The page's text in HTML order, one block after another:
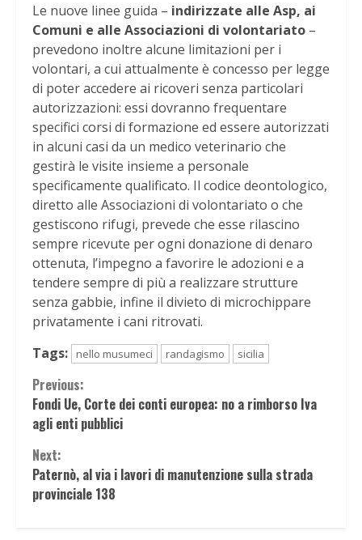
Le nuove linee guida – indirizzate alle Asp, ai
Comuni e alle Associazioni di volontariato –
prevedono inoltre alcune limitazioni per i
volontari, a cui attualmente è concesso per legge
di poter accedere ai ricoveri senza particolari
autorizzazioni: essi dovranno frequentare
specifici corsi di formazione ed essere autorizzati
in alcuni casi da un medico veterinario che
gestirà le visite insieme a personale
specificamente qualificato. Il codice deontologico,
diretto alle Associazioni di volontariato o che
gestiscono rifugi, prevede che esse rilascino
sempre ricevute per ogni donazione di denaro
ottenuta, l’impegno a favorire le adozioni e a
tendere sempre di più a realizzare strutture
senza gabbie, infine il divieto di microchippare
privatamente i cani ritrovati.
Tags:
nello musumeci randagismo sicilia
Continue
Reading
Previous:
Fondi Ue, Corte dei conti europea: no a rimborso Iva
agli enti pubblici
Next:
Paternò, al via i lavori di manutenzione sulla strada
provinciale 138